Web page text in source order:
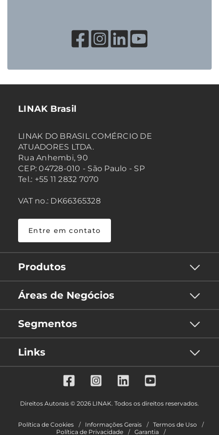
LINAK Brasil
LINAK DO BRASIL COMÉRCIO DE
ATUADORES LTDA.
Rua Anhembi, 90
CEP: 04728-010 - São Paulo - SP
Tel.: +55 11 2832 7070
VAT no.: DK66365328
Entre em contato
Produtos
Áreas de Negócios
Segmentos
Links
Direitos Autorais © 2026 LINAK. Todos os direitos reservados.
Política de Cookies Informações Gerais
Termos de Uso
Política de Privacidade
Garantia